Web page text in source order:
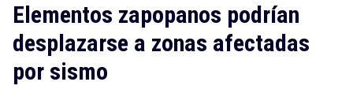
Elementos zapopanos podrían
desplazarse a zonas afectadas
por sismo